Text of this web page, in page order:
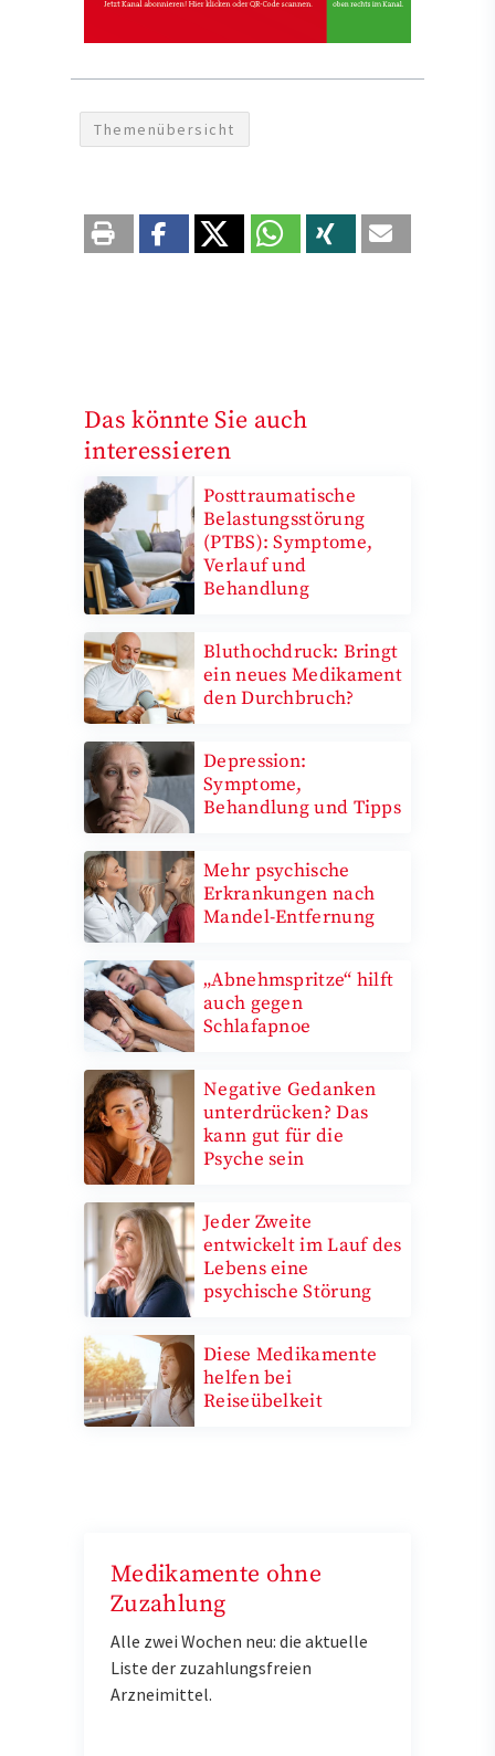
Themenübersicht
Das könnte Sie auch
interessieren
Posttraumatische
Belastungsstörung
(PTBS): Symptome,
Verlauf und
Behandlung
Bluthochdruck: Bringt
ein neues Medikament
den Durchbruch?
Depression:
Symptome,
Behandlung und Tipps
Mehr psychische
Erkrankungen nach
Mandel-Entfernung
„Abnehmspritze“ hilft
auch gegen
Schlafapnoe
Negative Gedanken
unterdrücken? Das
kann gut für die
Psyche sein
Jeder Zweite
entwickelt im Lauf des
Lebens eine
psychische Störung
Diese Medikamente
helfen bei
Reiseübelkeit
Medikamente ohne
Zuzahlung
Alle zwei Wochen neu: die aktuelle
Liste der zuzahlungsfreien
Arzneimittel.